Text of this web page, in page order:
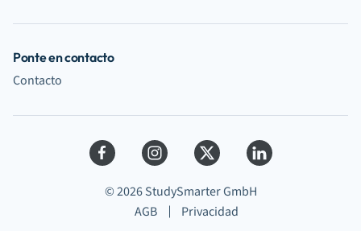
Ponte en contacto
Contacto
© 2026 StudySmarter GmbH
AGB
Privacidad